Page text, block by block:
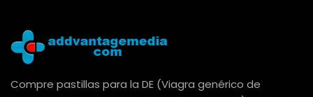
Compre pastillas para la DE (Viagra genérico de